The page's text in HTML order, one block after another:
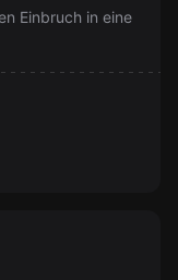
Einbruch in eine